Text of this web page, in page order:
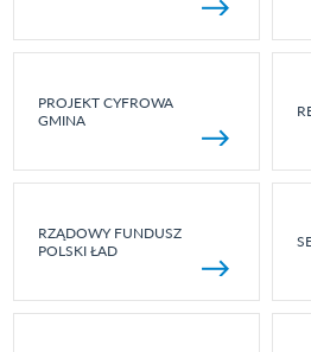
PROJEKT CYFROWA
GMINA
RZĄDOWY FUNDUSZ
POLSKI ŁAD